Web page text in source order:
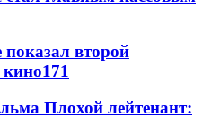
второй
кино171
Плохой лейтенант: